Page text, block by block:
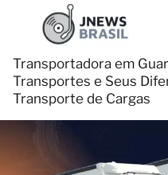
Transportadora em
Transportes e Seus
Transporte de Cargas